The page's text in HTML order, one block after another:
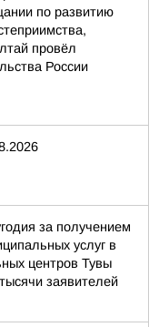
по развитию
провёл
России
за получением
услуг в
центров Тувы
заявителей